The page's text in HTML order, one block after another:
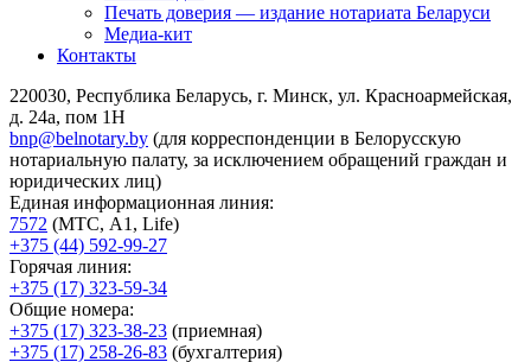
Печать доверия — издание нотариата Беларуси
Медиа-кит
Контакты
220030, Республика Беларусь, г. Минск, ул. Красноармейская,
д. 24а, пом 1Н
bnp@belnotary.by (для корреспонденции в Белорусскую
нотариальную палату, за исключением обращений граждан и
юридических лиц)
Единая информационная линия:
7572 (МТС, A1, Life)
+375 (44) 592-99-27
Горячая линия:
+375 (17) 323-59-34
Общие номера:
+375 (17) 323-38-23 (приемная)
+375 (17) 258-26-83 (бухгалтерия)